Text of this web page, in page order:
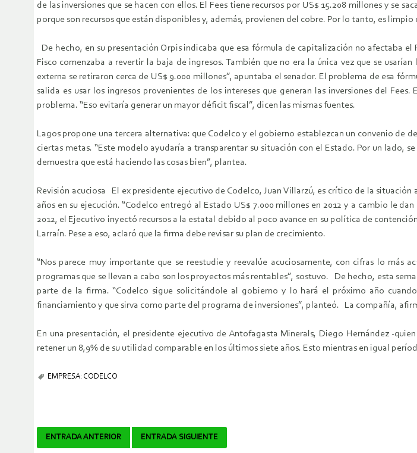
de las inversiones que se hacen con ellos. El Fees tiene recursos por US$ 15.208 millones y se
porque son recursos que están disponibles y, además, provienen del cobre. Por lo tanto, es
De hecho, en su presentación Orpis indicaba que esa fórmula de capitalización no afectaba
Fisco comenzaba a revertir la baja de ingresos. También que no era la única vez que se
externa se retiraron cerca de US$ 9.000 millones”, apuntaba el senador. El problema de esa
salida es usar los ingresos provenientes de los intereses que generan las inversiones del
problema. “Eso evitaría generar un mayor déficit fiscal”, dicen las mismas fuentes.
Lagos propone una tercera alternativa: que Codelco y el gobierno establezcan un convenio de
ciertas metas. “Este modelo ayudaría a transparentar su situación con el Estado. Por un
demuestra que está haciendo las cosas bien”, plantea.
Revisión acuciosa El ex presidente ejecutivo de Codelco, Juan Villarzú, es crítico de la
años en su ejecución. “Codelco entregó al Estado US$ 7.000 millones en 2012 y a cambio le
2012, el Ejecutivo inyectó recursos a la estatal debido al poco avance en su política de
Larraín. Pese a eso, aclaró que la firma debe revisar su plan de crecimiento.
“Nos parece muy importante que se reestudie y reevalúe acuciosamente, con cifras lo más
programas que se llevan a cabo son los proyectos más rentables”, sostuvo. De hecho, esta
parte de la firma. “Codelco sigue solicitándole al gobierno y lo hará el próximo año
financiamiento y que sirva como parte del programa de inversiones”, planteó. La compañía,
En una presentación, el presidente ejecutivo de Antofagasta Minerals, Diego Hernández -
retener un 8,9% de su utilidad comparable en los últimos siete años. Esto mientras en igual
EMPRESA: CODELCO
Navegador
ENTRADA ANTERIOR ENTRADA SIGUIENTE